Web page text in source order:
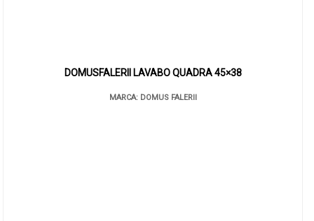
DOMUSFALERII LAVABO QUADRA 45×38
MARCA: DOMUS FALERII